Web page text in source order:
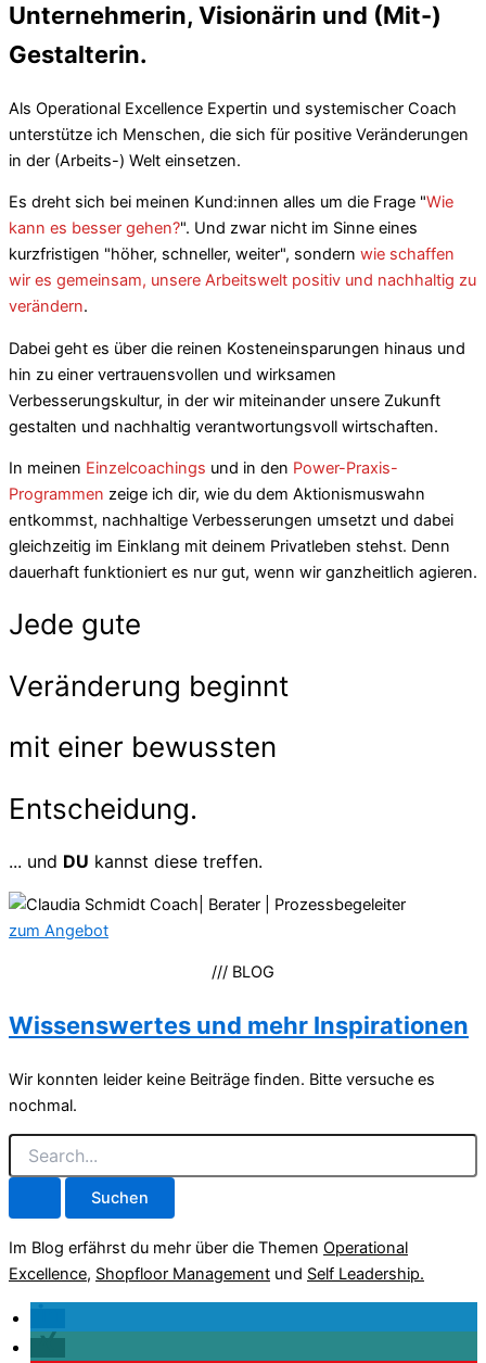
Unternehmerin, Visionärin und (Mit-)
Gestalterin.
Als Operational Excellence Expertin und systemischer Coach
unterstütze ich Menschen, die sich für positive Veränderungen
in der (Arbeits-) Welt einsetzen.
Es dreht sich bei meinen Kund:innen alles um die Frage "Wie
kann es besser gehen?". Und zwar nicht im Sinne eines
kurzfristigen "höher, schneller, weiter", sondern wie schaffen
wir es gemeinsam, unsere Arbeitswelt positiv und nachhaltig zu
verändern.
Dabei geht es über die reinen Kosteneinsparungen hinaus und
hin zu einer vertrauensvollen und wirksamen
Verbesserungskultur, in der wir miteinander unsere Zukunft
gestalten und nachhaltig verantwortungsvoll wirtschaften.
In meinen Einzelcoachings und in den Power-Praxis-
Programmen zeige ich dir, wie du dem Aktionismuswahn
entkommst, nachhaltige Verbesserungen umsetzt und dabei
gleichzeitig im Einklang mit deinem Privatleben stehst. Denn
dauerhaft funktioniert es nur gut, wenn wir ganzheitlich agieren.
Jede gute
Veränderung beginnt
mit einer bewussten
Entscheidung.
... und DU kannst diese treffen.
zum Angebot
/// BLOG
Wissenswertes und mehr Inspirationen
Wir konnten leider keine Beiträge finden. Bitte versuche es
nochmal.
Suchen
nach:
Im Blog erfährst du mehr über die Themen Operational
Excellence, Shopfloor Management und Self Leadership.